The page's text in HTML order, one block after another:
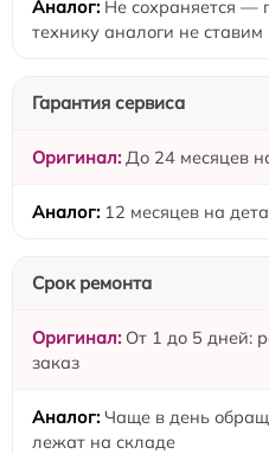
Не сохраняется —
технику аналоги не ставим
Гарантия сервиса
До 24 месяцев
12 месяцев на
Срок ремонта
От 1 до 5 дней:
заказ
Чаще в день
лежат на складе